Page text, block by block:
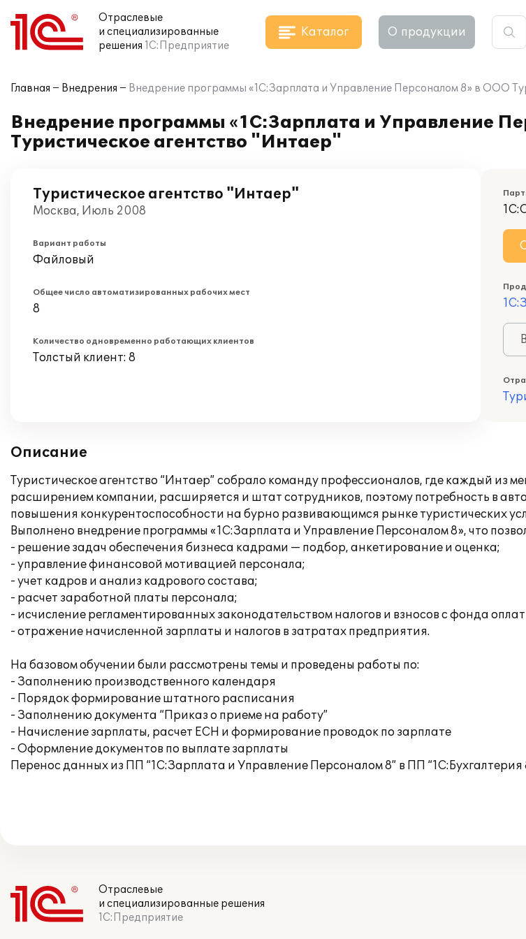
Отраслевые
и специализированные
решения 1С:Предприятие
Каталог О продукции
Главная Внедрения Внедрение программы «1С:Зарплата и Управление Персоналом 8» в ООО
Внедрение программы «1С:Зарплата и Управление
Туристическое агентство "Интаер"
Туристическое агентство "Интаер"
Москва, Июль 2008
Вариант работы
Файловый
Общее число автоматизированных рабочих мест
8
Количество одновременно работающих клиентов
Толстый клиент: 8
Описание
Туристическое агентство “Интаер” собрало команду профессионалов, где каждый из
расширением компании, расширяется и штат сотрудников, поэтому потребность в
повышения конкурентоспособности на бурно развивающимся рынке туристических
Выполнено внедрение программы «1С:Зарплата и Управление Персоналом 8», что
- решение задач обеспечения бизнеса кадрами — подбор, анкетирование и оценка;
- управление финансовой мотивацией персонала;
- учет кадров и анализ кадрового состава;
- расчет заработной платы персонала;
- исчисление регламентированных законодательством налогов и взносов с фонда
- отражение начисленной зарплаты и налогов в затратах предприятия.
На базовом обучении были рассмотрены темы и проведены работы по:
- Заполнению производственного календаря
- Порядок формирование штатного расписания
- Заполнению документа “Приказ о приеме на работу”
- Начисление зарплаты, расчет ЕСН и формирование проводок по зарплате
- Оформление документов по выплате зарплаты
Перенос данных из ПП “1C:Зарплата и Управление Персоналом 8” в ПП “1С:Бухгалтерия
Отраслевые
и специализированные решения
1С:Предприятие